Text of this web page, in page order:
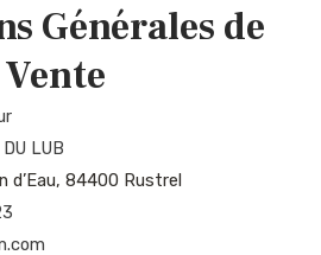
Générales de
Vente
LUB
d’Eau, 84400 Rustrel